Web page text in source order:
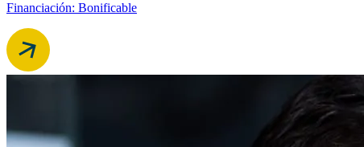
Financiación: Bonificable